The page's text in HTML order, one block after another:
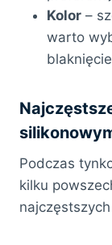
Kolor –
warto
Podczas
kilku